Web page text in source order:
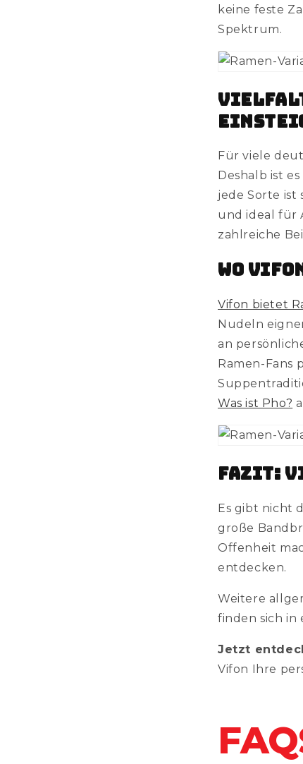
keine feste
Spektrum.
Für viele
Deshalb ist
jede Sorte ist
und ideal für
zahlreiche
Wo
Vifon bietet
Nudeln
an
Ramen-Fans
Was ist Pho?
Fazit:
Es gibt nicht
große
Offenheit
entdecken.
Weitere
finden sich in
Jetzt
Vifon Ihre